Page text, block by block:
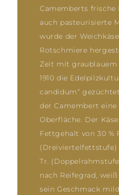
Camemberts frische
auch pasteurisierte
wurde der
Rotschmiere
Zeit mit graublauem
1910 die
candidum“
der Camembert eine
Oberfläche. Der
Fettgehalt von 30 %
(Dreiviertelfettstufe)
Tr.
nach Reifegrad,
sein Geschmack